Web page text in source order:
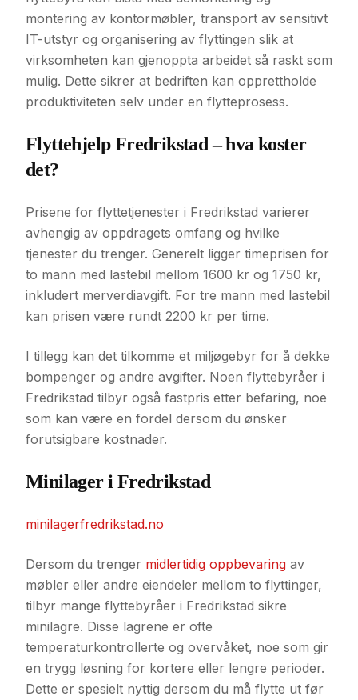
montering av kontormøbler, transport av sensitivt
IT-utstyr og organisering av flyttingen slik at
virksomheten kan gjenoppta arbeidet så raskt som
mulig. Dette sikrer at bedriften kan opprettholde
produktiviteten selv under en flytteprosess.
Flyttehjelp Fredrikstad – hva koster
det?
Prisene for flyttetjenester i Fredrikstad varierer
avhengig av oppdragets omfang og hvilke
tjenester du trenger. Generelt ligger timeprisen for
to mann med lastebil mellom 1600 kr og 1750 kr,
inkludert merverdiavgift. For tre mann med lastebil
kan prisen være rundt 2200 kr per time.
I tillegg kan det tilkomme et miljøgebyr for å dekke
bompenger og andre avgifter. Noen flyttebyråer i
Fredrikstad tilbyr også fastpris etter befaring, noe
som kan være en fordel dersom du ønsker
forutsigbare kostnader.
Minilager i Fredrikstad
minilagerfredrikstad.no
Dersom du trenger midlertidig oppbevaring av
møbler eller andre eiendeler mellom to flyttinger,
tilbyr mange flyttebyråer i Fredrikstad sikre
minilagre. Disse lagrene er ofte
temperaturkontrollerte og overvåket, noe som gir
en trygg løsning for kortere eller lengre perioder.
Dette er spesielt nyttig dersom du må flytte ut før